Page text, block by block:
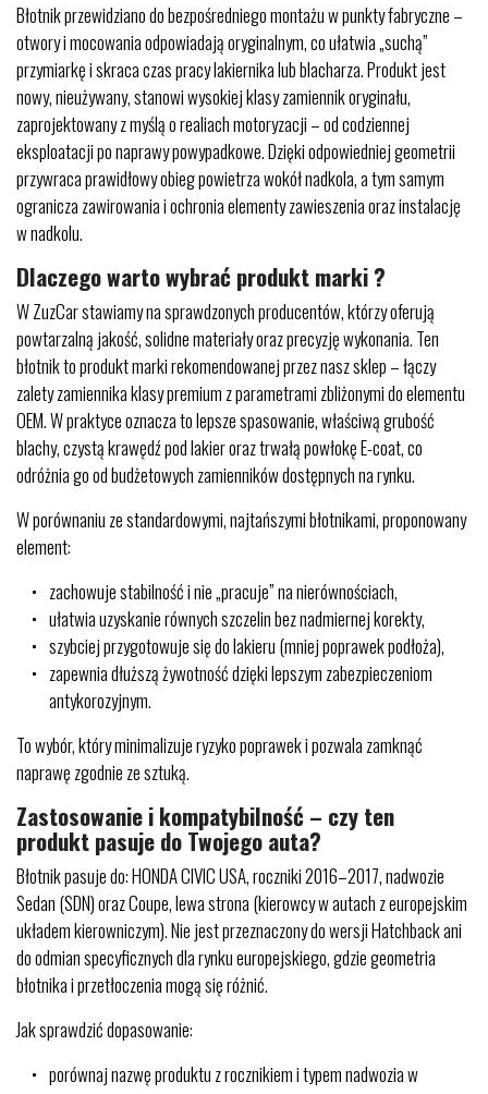
Błotnik przewidziano do bezpośredniego montażu w punkty fabryczne –
otwory i mocowania odpowiadają oryginalnym, co ułatwia „suchą”
przymiarkę i skraca czas pracy lakiernika lub blacharza. Produkt jest
nowy, nieużywany, stanowi wysokiej klasy zamiennik oryginału,
zaprojektowany z myślą o realiach motoryzacji – od codziennej
eksploatacji po naprawy powypadkowe. Dzięki odpowiedniej geometrii
przywraca prawidłowy obieg powietrza wokół nadkola, a tym samym
ogranicza zawirowania i ochronia elementy zawieszenia oraz instalację
w nadkolu.
Dlaczego warto wybrać produkt marki ?
W ZuzCar stawiamy na sprawdzonych producentów, którzy oferują
powtarzalną jakość, solidne materiały oraz precyzję wykonania. Ten
błotnik to produkt marki rekomendowanej przez nasz sklep – łączy
zalety zamiennika klasy premium z parametrami zbliżonymi do elementu
OEM. W praktyce oznacza to lepsze spasowanie, właściwą grubość
blachy, czystą krawędź pod lakier oraz trwałą powłokę E-coat, co
odróżnia go od budżetowych zamienników dostępnych na rynku.
W porównaniu ze standardowymi, najtańszymi błotnikami, proponowany
element:
zachowuje stabilność i nie „pracuje” na nierównościach,
ułatwia uzyskanie równych szczelin bez nadmiernej korekty,
szybciej przygotowuje się do lakieru (mniej poprawek podłoża),
zapewnia dłuższą żywotność dzięki lepszym zabezpieczeniom
antykorozyjnym.
To wybór, który minimalizuje ryzyko poprawek i pozwala zamknąć
naprawę zgodnie ze sztuką.
Zastosowanie i kompatybilność – czy ten
produkt pasuje do Twojego auta?
Błotnik pasuje do: HONDA CIVIC USA, roczniki 2016–2017, nadwozie
Sedan (SDN) oraz Coupe, lewa strona (kierowcy w autach z europejskim
układem kierowniczym). Nie jest przeznaczony do wersji Hatchback ani
do odmian specyficznych dla rynku europejskiego, gdzie geometria
błotnika i przetłoczenia mogą się różnić.
Jak sprawdzić dopasowanie:
porównaj nazwę produktu z rocznikiem i typem nadwozia w